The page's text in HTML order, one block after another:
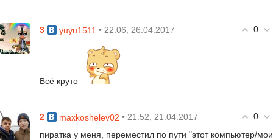
0
3 yuyu1511 • 22:06, 26.04.2017
Всё круто
0
2 maxkoshelev02 • 21:52, 21.04.2017
пиратка у меня, переместил по пути "этот компьютер/мои